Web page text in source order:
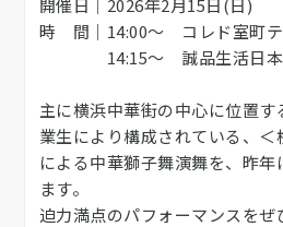
時 間｜14:00～ コレド室町テ
14:15～ 誠品生活日本
主に横浜中華街の中心に位置
業生により構成されている、
による中華獅子舞演舞を、昨
ます。
迫力満点のパフォーマンスを